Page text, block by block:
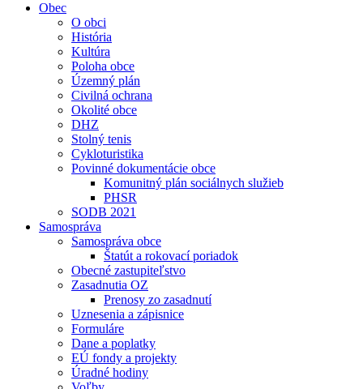
Obec
O obci
História
Kultúra
Poloha obce
Územný plán
Civilná ochrana
Okolité obce
DHZ
Stolný tenis
Cykloturistika
Povinné dokumentácie obce
Komunitný plán sociálnych služieb
PHSR
SODB 2021
Samospráva
Samospráva obce
Štatút a rokovací poriadok
Obecné zastupiteľstvo
Zasadnutia OZ
Prenosy zo zasadnutí
Uznesenia a zápisnice
Formuláre
Dane a poplatky
EÚ fondy a projekty
Úradné hodiny